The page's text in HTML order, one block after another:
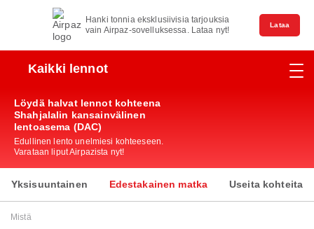
Hanki tonnia eksklusiivisia tarjouksia
vain Airpaz-sovelluksessa. Lataa nyt!
Lataa
Kaikki lennot
Löydä halvat lennot kohteena
Shahjalalin kansainvälinen
lentoasema (DAC)
Edullinen lento unelmiesi kohteeseen.
Varataan liput Airpazista nyt!
Yksisuuntainen Edestakainen matka Useita kohteita
Mistä